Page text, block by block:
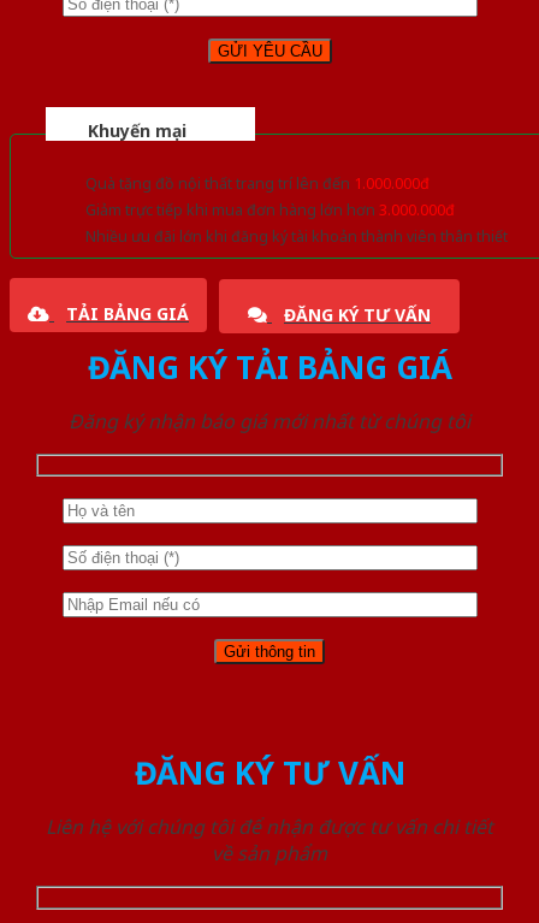
Khuyến mại
Quà tặng đồ nội thất trang trí lên đến 1.000.000đ
Giảm trực tiếp khi mua đơn hàng lớn hơn 3.000.000đ
Nhiều ưu đãi lớn khi đăng ký tài khoản thành viên thân thiết
TẢI BẢNG GIÁ ĐĂNG KÝ TƯ VẤN
ĐĂNG KÝ TẢI BẢNG GIÁ
Đăng ký nhận báo giá mới nhất từ chúng tôi
ĐĂNG KÝ TƯ VẤN
Liên hệ với chúng tôi để nhận được tư vấn chi tiết
về sản phẩm